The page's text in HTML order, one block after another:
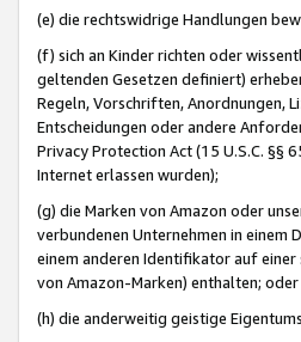
(e) die rechtswidrige Handlungen
(f) sich an Kinder richten oder
geltenden Gesetzen definiert)
Regeln, Vorschriften, Anordnungen,
Entscheidungen oder andere
Privacy Protection Act (15 U.S.C. §§
Internet erlassen wurden);
(g) die Marken von Amazon oder
verbundenen Unternehmen in einem
einem anderen Identifikator auf
von Amazon-Marken) enthalten; oder
(h) die anderweitig geistige